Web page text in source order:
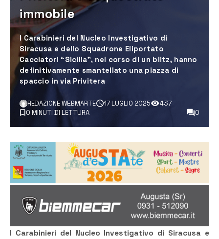
immobile
I Carabinieri del Nucleo Investigativo di
Siracusa e dello Squadrone Eliportato
Cacciatori “Sicilia”, nel corso di un blitz, hanno
definitivamente smantellato una piazza di
spaccio in via Privitera
REDAZIONE WEBMARTE 17 LUGLIO 2025
437
0 MINUTI DI LETTURA
0
I Carabinieri del Nucleo Investigativo di Siracusa e